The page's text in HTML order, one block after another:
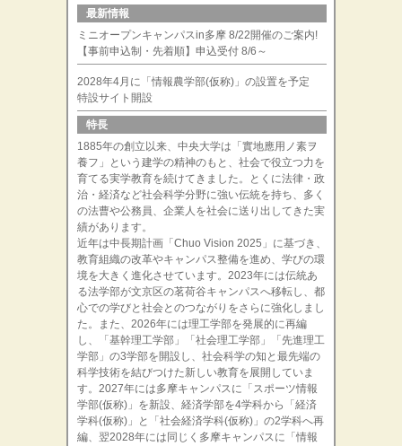
最新情報
ミニオープンキャンパスin多摩 8/22開催のご案内!
【事前申込制・先着順】申込受付 8/6～
2028年4月に「情報農学部(仮称)」の設置を予定
特設サイト開設
特長
1885年の創立以来、中央大学は「實地應用ノ素ヲ
養フ」という建学の精神のもと、社会で役立つ力を
育てる実学教育を続けてきました。とくに法律・政
治・経済など社会科学分野に強い伝統を持ち、多く
の法曹や公務員、企業人を社会に送り出してきた実
績があります。
近年は中長期計画「Chuo Vision 2025」に基づき、
教育組織の改革やキャンパス整備を進め、学びの環
境を大きく進化させています。2023年には伝統あ
る法学部が文京区の茗荷谷キャンパスへ移転し、都
心での学びと社会とのつながりをさらに強化しまし
た。また、2026年には理工学部を発展的に再編
し、「基幹理工学部」「社会理工学部」「先進理工
学部」の3学部を開設し、社会科学の知と最先端の
科学技術を結びつけた新しい教育を展開していま
す。2027年には多摩キャンパスに「スポーツ情報
学部(仮称)」を新設、経済学部を4学科から「経済
学科(仮称)」と「社会経済学科(仮称)」の2学科へ再
編、翌2028年には同じく多摩キャンパスに「情報